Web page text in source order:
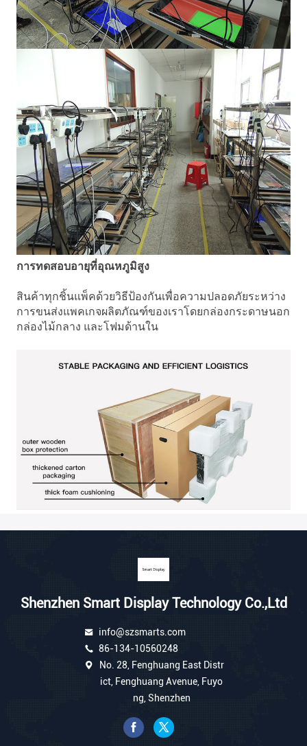
การทดสอบอายุที่อุณหภูมิสูง
สินค้าทุกชิ้นแพ็คด้วยวิธีป้องกันเพื่อความปลอดภัยระหว่าง
การขนส่งแพคเกจผลิตภัณฑ์ของเราโดยกล่องกระดาษนอก
กล่องไม้กลาง และโฟมด้านใน
Shenzhen Smart Display Technology Co.,Ltd
info@szsmarts.com
86-134-10560248
No. 28, Fenghuang East Distr
ict, Fenghuang Avenue, Fuyo
ng, Shenzhen